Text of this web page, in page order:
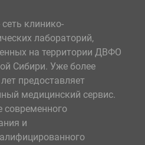
клинико-
лабораторий,
на территории ДВФО
Сибири. Уже более
предоставляет
медицинский сервис.
современного
и